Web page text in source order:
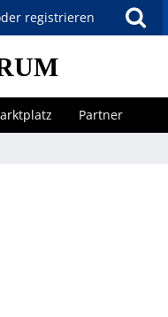
registrieren
Partner